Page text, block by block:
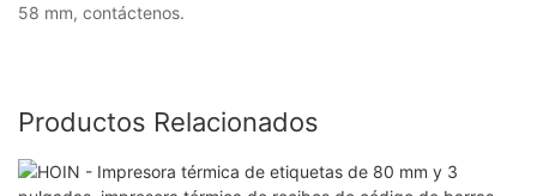
58 mm, contáctenos.
Productos Relacionados